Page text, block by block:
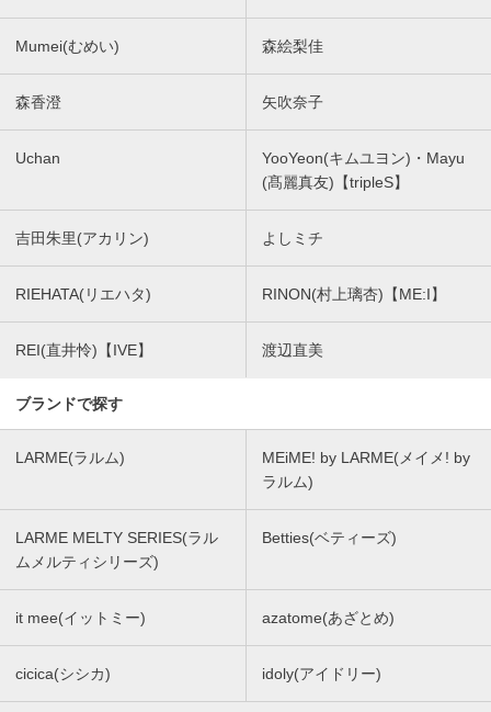
Mumei(むめい) 森絵梨佳
森香澄 矢吹奈子
Uchan
YooYeon(キムユヨン)・Mayu
(髙麗真友)【tripleS】
吉田朱里(アカリン) よしミチ
RIEHATA(リエハタ) RINON(村上璃杏)【ME:I】
REI(直井怜)【IVE】 渡辺直美
ブランドで探す
LARME(ラルム)
MEiME! by LARME(メイメ! by
ラルム)
LARME MELTY SERIES(ラル
ムメルティシリーズ)
Betties(ベティーズ)
it mee(イットミー) azatome(あざとめ)
cicica(シシカ) idoly(アイドリー)